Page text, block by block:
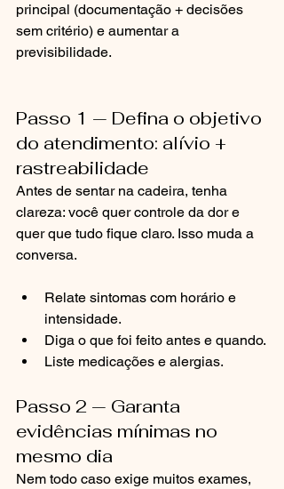
principal (documentação + decisões
sem critério) e aumentar a
previsibilidade.
Passo 1 — Defina o objetivo
do atendimento: alívio +
rastreabilidade
Antes de sentar na cadeira, tenha
clareza: você quer controle da dor e
quer que tudo fique claro. Isso muda a
conversa.
Relate sintomas com horário e
intensidade.
Diga o que foi feito antes e quando.
Liste medicações e alergias.
Passo 2 — Garanta
evidências mínimas no
mesmo dia
Nem todo caso exige muitos exames,